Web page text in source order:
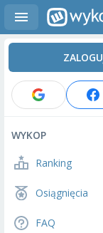
WYKOP
Ranking
Osiągnięcia
FAQ